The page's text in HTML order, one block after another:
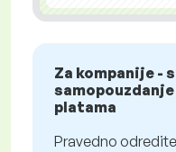
Za kompanije -
platama
Pravedno